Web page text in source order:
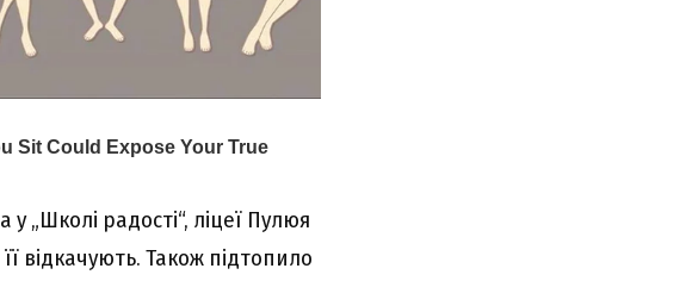
„Школі радості“, ліцеї Пулюя
відкачують. Також підтопило